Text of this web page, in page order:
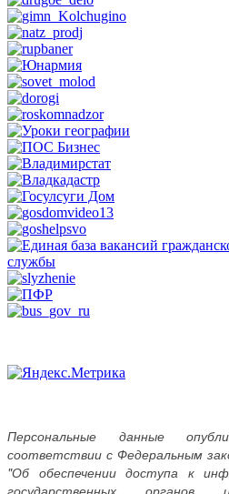
Персональные данные
соответствии с Федеральным
"Об обеспечении доступа к
государственных